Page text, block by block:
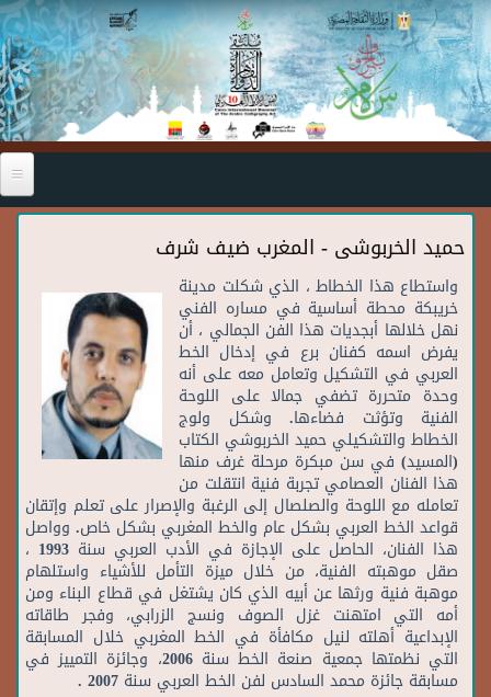
Skip to main content
حميد الخربوشى - المغرب ضيف شرف
واستطاع هذا الخطاط ، الذي شكلت مدينة
خريبكة محطة أساسية في مساره الفني
نهل خلالها أبجديات هذا الفن الجمالي ، أن
يفرض اسمه كفنان برع في إدخال الخط
العربي في التشكيل وتعامل معه على أنه
وحدة متحررة تضفي جمالا على اللوحة
الفنية وتؤثت فضاءها. وشكل ولوج
الخطاط والتشكيلي حميد الخربوشي الكتاب
(المسيد) في سن مبكرة مرحلة غرف منها
هذا الفنان العصامي تجربة فنية انتقلت من
تعامله مع اللوحة والصلصال إلى الرغبة والإصرار على تعلم وإتقان
قواعد الخط العربي بشكل عام والخط المغربي بشكل خاص. وواصل
هذا الفنان، الحاصل على الإجازة في الأدب العربي سنة ،
صقل موهبته الفنية، من خلال ميزة التأمل للأشياء واستلهام
موهبة فنية ورثها عن أبيه الذي كان يشتغل في قطاع البناء ومن
أمه التي امتهنت غزل الصوف ونسج الزرابي، وفجر طاقاته
الإبداعية أهلته لنيل مكافأة في الخط المغربي خلال المسابقة
التي نظمتها جمعية صنعة الخط سنة 2006 ، وجائزة التمييز في
مسابقة جائزة محمد السادس لفن الخط العربي سنة